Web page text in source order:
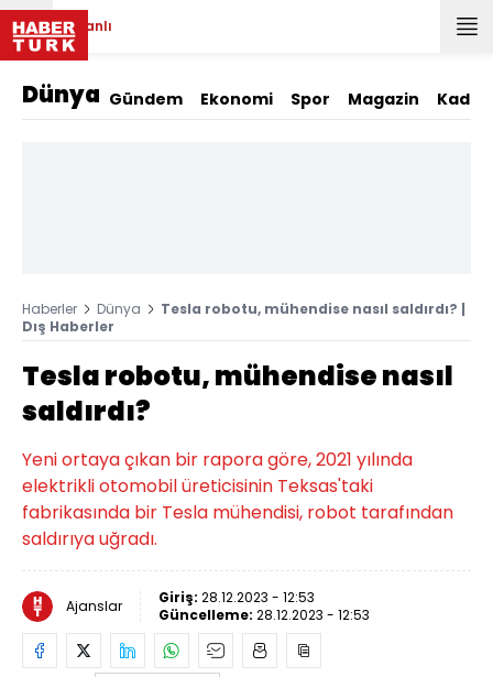
Canlı
Dünya Gündem Ekonomi Spor Magazin Kadın
Haberler Dünya
Tesla robotu, mühendise nasıl saldırdı? |
Dış Haberler
Tesla robotu, mühendise nasıl
saldırdı?
Yeni ortaya çıkan bir rapora göre, 2021 yılında
elektrikli otomobil üreticisinin Teksas'taki
fabrikasında bir Tesla mühendisi, robot tarafından
saldırıya uğradı.
Ajanslar Giriş: 28.12.2023 - 12:53
Güncelleme: 28.12.2023 - 12:53